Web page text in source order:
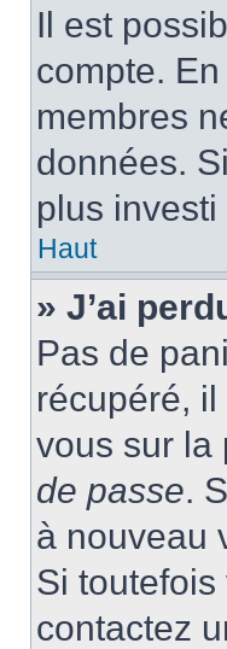
Il est
compte.
membres
données.
plus
Haut
» J’ai
Pas de
récupéré,
vous sur la
de passe.
à nouveau
Si
contactez